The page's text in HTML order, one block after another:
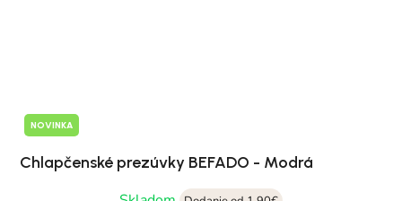
NOVINKA
Chlapčenské prezúvky BEFADO - Modrá